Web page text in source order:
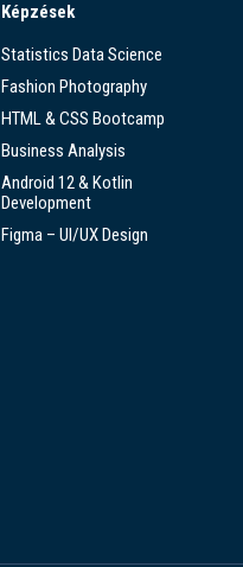
Képzések
Statistics Data Science
Fashion Photography
HTML & CSS Bootcamp
Business Analysis
Android 12 & Kotlin
Development
Figma – UI/UX Design